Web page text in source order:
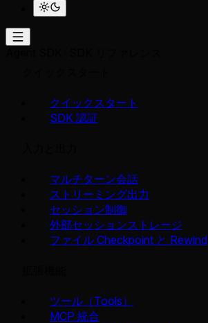
クイックスタート
SDK 認証
マルチターン会話
ストリーミング出力
セッション制御
外部セッションストレージ
ファイル Checkpoint と Rewind
ツール（Tools）
MCP 統合